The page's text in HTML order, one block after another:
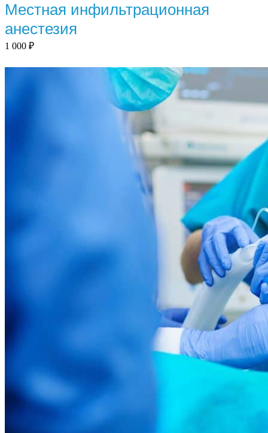
Местная инфильтрационная
анестезия
1 000 ₽